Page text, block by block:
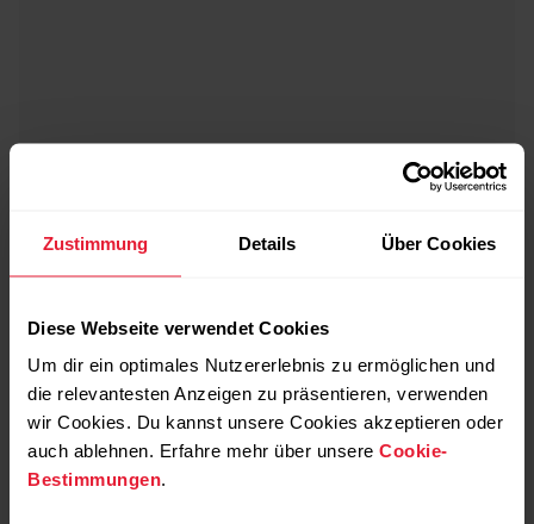
Zustimmung Details Über Cookies
Diese Webseite verwendet Cookies
Um dir ein optimales Nutzererlebnis zu ermöglichen und
die relevantesten Anzeigen zu präsentieren, verwenden
wir Cookies. Du kannst unsere Cookies akzeptieren oder
auch ablehnen. Erfahre mehr über unsere Cookie-
Bestimmungen.
Die City-Sportuhr
→ Details
Snow White